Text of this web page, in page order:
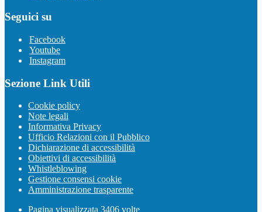
Seguici su
Facebook
Youtube
Instagram
Sezione Link Utili
Cookie policy
Note legali
Informativa Privacy
Ufficio Relazioni con il Pubblico
Dichiarazione di accessibilità
Obiettivi di accessibilità
Whistleblowing
Gestione consensi cookie
Amministrazione trasparente
Pagina visualizzata 3406 volte